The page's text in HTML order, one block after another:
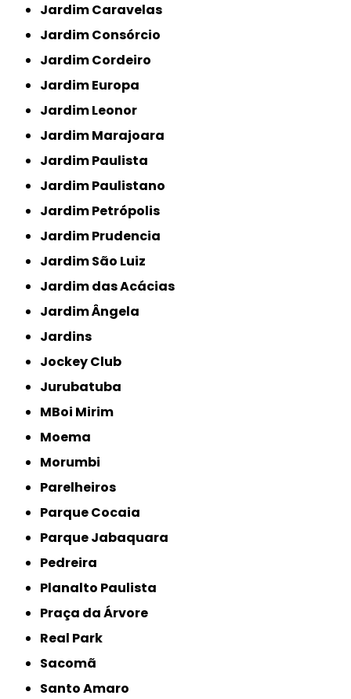
Jardim Caravelas
Jardim Consórcio
Jardim Cordeiro
Jardim Europa
Jardim Leonor
Jardim Marajoara
Jardim Paulista
Jardim Paulistano
Jardim Petrópolis
Jardim Prudencia
Jardim São Luiz
Jardim das Acácias
Jardim Ângela
Jardins
Jockey Club
Jurubatuba
MBoi Mirim
Moema
Morumbi
Parelheiros
Parque Cocaia
Parque Jabaquara
Pedreira
Planalto Paulista
Praça da Árvore
Real Park
Sacomã
Santo Amaro